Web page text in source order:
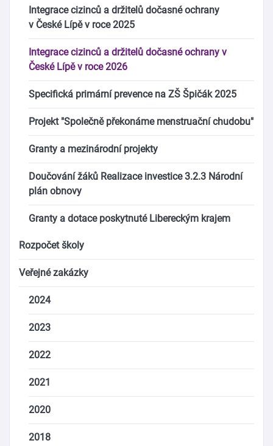
Integrace cizinců a držitelů dočasné ochrany
v České Lípě v roce 2025
Integrace cizinců a držitelů dočasné ochrany v
České Lípě v roce 2026
Specifická primární prevence na ZŠ Špičák 2025
Projekt "Společně překonáme menstruační chudobu"
Granty a mezinárodní projekty
Doučování žáků Realizace investice 3.2.3 Národní
plán obnovy
Granty a dotace poskytnuté Libereckým krajem
Rozpočet školy
Veřejné zakázky
2024
2023
2022
2021
2020
2018